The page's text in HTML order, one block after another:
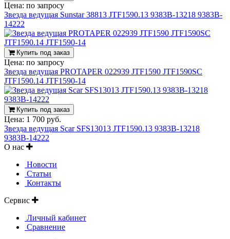
Цена: по запросу
Звезда ведущая Sunstar 38813 JTF1590.13 9383B-13218 9383B-
14222
Купить под заказ
Цена: по запросу
Звезда ведущая PROTAPER 022939 JTF1590 JTF1590SC
JTF1590.14 JTF1590-14
Купить под заказ
Цена: 1 700 руб.
Звезда ведущая Scar SFS13013 JTF1590.13 9383B-13218
9383B-14222
О нас
Новости
Статьи
Контакты
Сервис
Личный кабинет
Сравнение